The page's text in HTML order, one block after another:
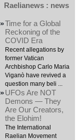
Raelianews : news
»Time for a Global
Reckoning of the
COVID Era
Recent allegations by
former Vatican
Archbishop Carlo Maria
Viganò have revived a
question many beli ...
»UFOs Are NOT
Demons — They
Are Our Creators,
the Elohim!
The International
Raelian Movement